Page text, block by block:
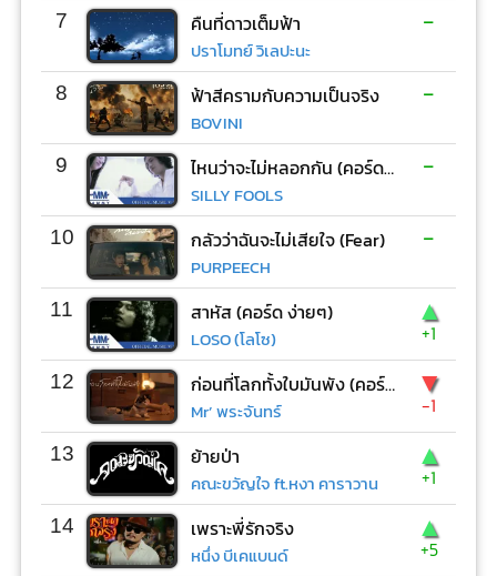
7 คืนที่ดาวเต็มฟ้า
ปราโมทย์ วิเลปะนะ
-
8 ฟ้าสีครามกับความเป็นจริง
BOVINI
-
9 ไหนว่าจะไม่หลอกกัน (คอร์ด ง่ายๆ)
SILLY FOOLS
-
10 กลัวว่าฉันจะไม่เสียใจ (Fear)
PURPEECH
-
11 สาหัส (คอร์ด ง่ายๆ)
LOSO (โลโซ)
▲
+1
12 ก่อนที่โลกทั้งใบมันพัง (คอร์ด ง่ายๆ)
Mr’ พระจันทร์
▼
-1
13 ย้ายป่า
คณะขวัญใจ ft.หงา คาราวาน
▲
+1
14 เพราะพี่รักจริง
หนึ่ง บีเคแบนด์
▲
+5